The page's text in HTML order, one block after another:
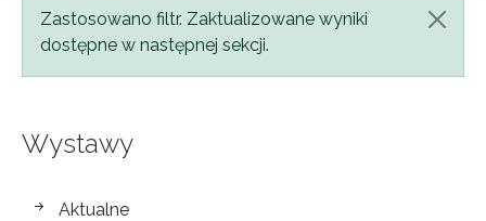
Komunikat
Zastosowano filtr. Zaktualizowane wyniki
dostępne w następnej sekcji.
Wystawy
wystawy
Aktualne